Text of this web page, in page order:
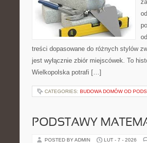
treści dopasowane do różnych stylów
jest wyłącznie zbiór miejscówek. To
Wielkopolska potrafi […]
CATEGORIES: BUDOWA DOMÓW OD
PODSTAWY
POSTED BY ADMIN LUT - 7 - 2026